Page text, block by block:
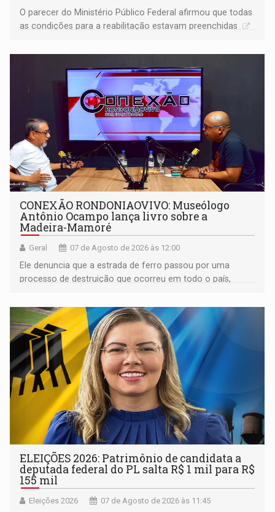
O parecer do Ministério Público Federal afirmou que todas
as condições para a reabilitação estavam preenchidas
CONEXÃO RONDONIAOVIVO: Museólogo
Antônio Ocampo lança livro sobre a
Madeira-Mamoré
Geral 07 de Agosto de 2026 às 12:00
Ele denuncia que a estrada de ferro passou por uma
processo de destruição que ocorreu em todo o país,
ELEIÇÕES 2026: Patrimônio de candidata a
deputada federal do PL salta R$ 1 mil para R$
155 mil
Eleições 2026 07 de Agosto de 2026 às 11:45